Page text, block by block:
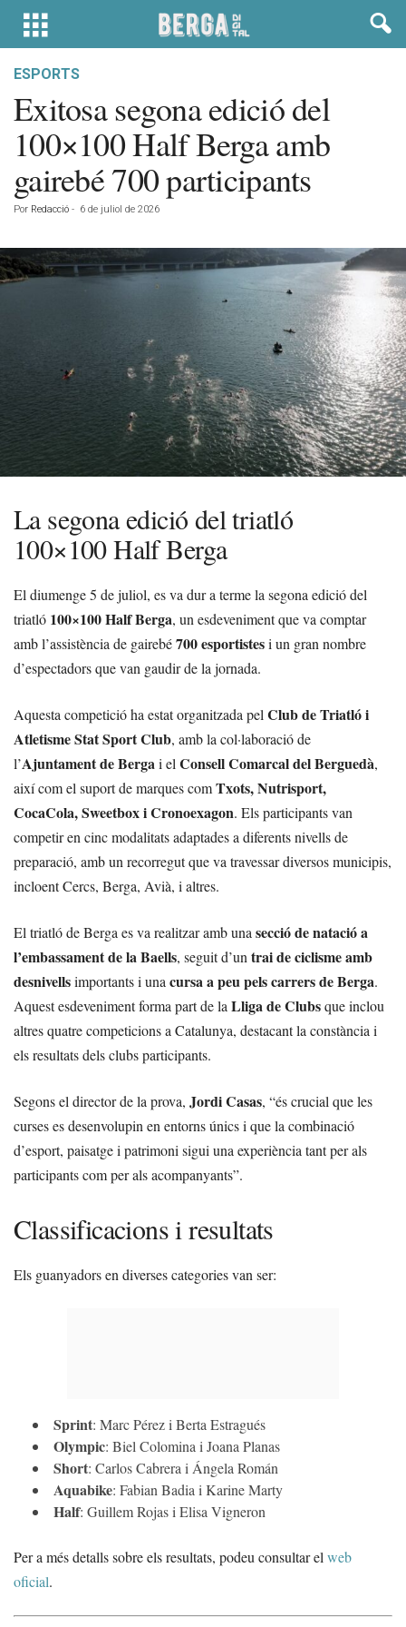
ESPORTS
Exitosa segona edició del
100×100 Half Berga amb
gairebé 700 participants
Por Redacció - 6 de juliol de 2026
La segona edició del triatló
100×100 Half Berga
El diumenge 5 de juliol, es va dur a terme la segona edició del
triatló 100×100 Half Berga, un esdeveniment que va comptar
amb l’assistència de gairebé700 esportistesi un gran nombre
d’espectadors que van gaudir de la jornada.
Aquesta competició ha estat organitzada pel Club de Triatló i
Atletisme Stat Sport Club, amb la col·laboració de
l’Ajuntament de Bergai el Consell Comarcal del Berguedà,
així com el suport de marques comTxots, Nutrisport,
CocaCola, Sweetbox i Cronoexagon. Els participants van
competir en cinc modalitats adaptades a diferents nivells de
preparació, amb un recorregut que va travessar diversos municipis,
incloent Cercs, Berga, Avià, i altres.
El triatló de Berga es va realitzar amb una secció de natació a
l’embassament de la Baells, seguit d’un trai de ciclisme amb
desnivellsimportants i una cursa a peu pels carrers de Berga.
Aquest esdeveniment forma part de la Lliga de Clubsque inclou
altres quatre competicions a Catalunya, destacant la constància i
els resultats dels clubs participants.
Segons el director de la prova, Jordi Casas, “és crucial que les
curses es desenvolupin en entorns únics i que la combinació
d’esport, paisatge i patrimoni sigui una experiència tant per als
participants com per als acompanyants”.
Classificacions i resultats
Els guanyadors en diverses categories van ser:
Sprint: Marc Pérez i Berta Estragués
Olympic: Biel Colomina i Joana Planas
Short: Carlos Cabrera i Ángela Román
Aquabike: Fabian Badia i Karine Marty
Half: Guillem Rojas i Elisa Vigneron
Per a més detalls sobre els resultats, podeu consultar el web
oficial.